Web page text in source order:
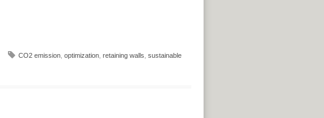
CO2 emission, optimization, retaining walls sustainable